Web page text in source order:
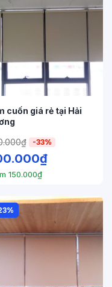
cuốn giá rẻ tại Hải
₫ -33%
₫
150.000₫